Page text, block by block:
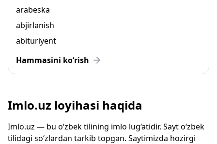
arabeska
abjirlanish
abituriyent
Hammasini ko‘rish
Imlo.uz loyihasi haqida
Imlo.uz — bu o‘zbek tilining imlo lug‘atidir. Sayt o‘zbek
tilidagi so‘zlardan tarkib topgan. Saytimizda hozirgi